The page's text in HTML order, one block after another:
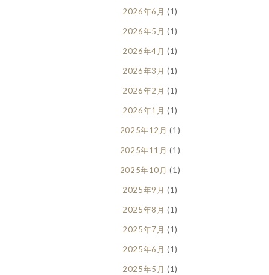
2026年6月 (1)
2026年5月 (1)
2026年4月 (1)
2026年3月 (1)
2026年2月 (1)
2026年1月 (1)
2025年12月 (1)
2025年11月 (1)
2025年10月 (1)
2025年9月 (1)
2025年8月 (1)
2025年7月 (1)
2025年6月 (1)
2025年5月 (1)